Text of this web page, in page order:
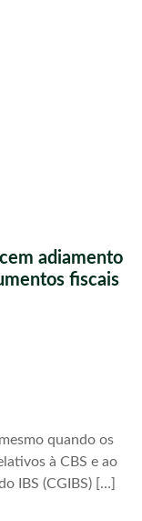
adiamento
fiscais
quando os
à CBS e ao
IBS (CGIBS) […]